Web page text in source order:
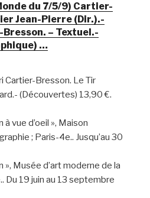
du 7/5/9) Cartier-
Jean-Pierre (Dir.).-
– Textuel.-
…
Cartier-Bresson. Le Tir
(Découvertes) 13,90 €.
vue d’oeil », Maison
; Paris-4e.. Jusqu’au 30
Musée d’art moderne de la
Du 19 juin au 13 septembre